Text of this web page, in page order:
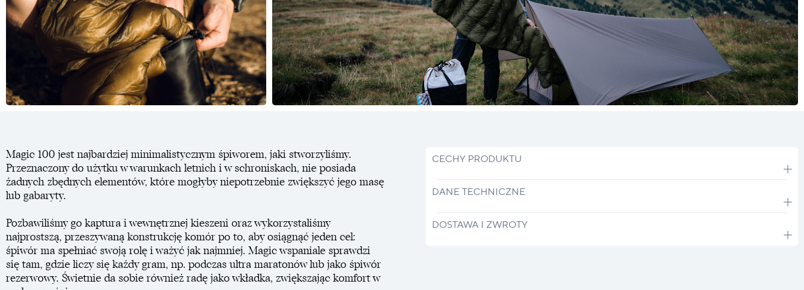
Magic 100 jest najbardziej minimalistycznym śpiworem, jaki stworzyliśmy.
Przeznaczony do użytku w warunkach letnich i w schroniskach, nie posiada
żadnych zbędnych elementów, które mogłyby niepotrzebnie zwiększyć jego masę
lub gabaryty.
Pozbawiliśmy go kaptura i wewnętrznej kieszeni oraz wykorzystaliśmy
najprostszą, przeszywaną konstrukcję komór po to, aby osiągnąć jeden cel:
śpiwór ma spełniać swoją rolę i ważyć jak najmniej. Magic wspaniale sprawdzi
się tam, gdzie liczy się każdy gram, np. podczas ultra maratonów lub jako śpiwór
rezerwowy. Świetnie da sobie również radę jako wkładka, zwiększając komfort w
CECHY PRODUKTU
DANE TECHNICZNE
DOSTAWA I ZWROTY